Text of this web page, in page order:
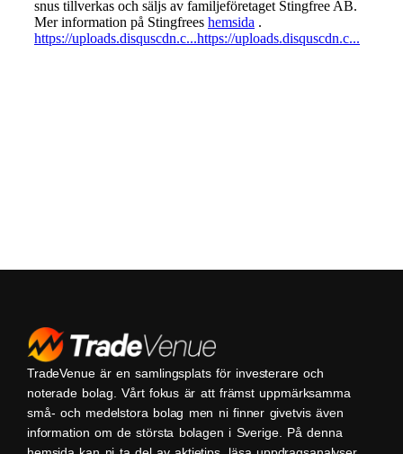
TradeVenue är en samlingsplats för investerare och
noterade bolag. Vårt fokus är att främst uppmärksamma
små- och medelstora bolag men ni finner givetvis även
information om de största bolagen i Sverige. På denna